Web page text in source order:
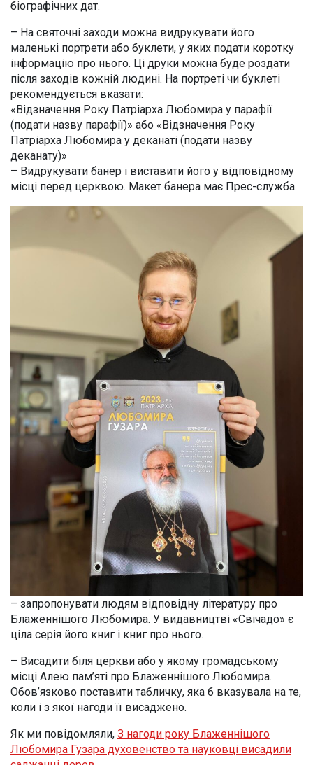
біографічних дат.
– На святочні заходи можна видрукувати його
маленькі портрети або буклети, у яких подати коротку
інформацію про нього. Ці друки можна буде роздати
після заходів кожній людині. На портреті чи буклеті
рекомендується вказати:
«Відзначення Року Патріарха Любомира у парафії
(подати назву парафії)» або «Відзначення Року
Патріарха Любомира у деканаті (подати назву
деканату)»
– Видрукувати банер і виставити його у відповідному
місці перед церквою. Макет банера має Прес-служба.
– запропонувати людям відповідну літературу про
Блаженнішого Любомира. У видавництві «Свічадо» є
ціла серія його книг і книг про нього.
– Висадити біля церкви або у якому громадському
місці Алею пам’яті про Блаженнішого Любомира.
Обов’язково поставити табличку, яка б вказувала на те,
коли і з якої нагоди її висаджено.
Як ми повідомляли, З нагоди року Блаженнішого
Любомира Гузара духовенство та науковці висадили